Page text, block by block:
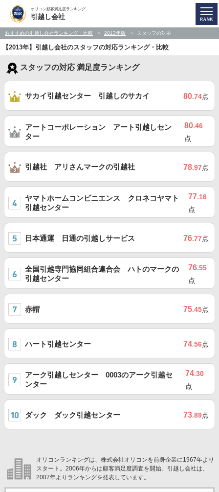
オリコン顧客満足度ランキング
引越し会社
おすすめの引越し会社ランキング・比較 2013年版 スタッフの対応
【2013年】引越し会社のスタッフの対応ランキング・比較
スタッフの対応 満足度ランキング
サカイ引越センター 引越しのサカイ 80.74点
アートコーポレーション アート引越しセン
ター
80.46
点
引越社 アリさんマークの引越社 78.97点
ヤマトホームコンビニエンス クロネコヤマト
引越センター
77.16
点
日本通運 日通の引越しサービス 76.77点
全国引越専門協同組合連合会 ハトのマークの
引越センター
76.55
点
赤帽 75.45点
ハート引越センター 74.56点
アーク引越しセンター 0003のアーク引越セ
ンター
74.30
点
ダック ダック引越センター 73.89点
オリコンランキングは、株式会社オリコンを前身企業に1967年より
スタート。2006年からは顧客満足度調査を開始。引越し会社は、
2007年よりランキングを発表しています。